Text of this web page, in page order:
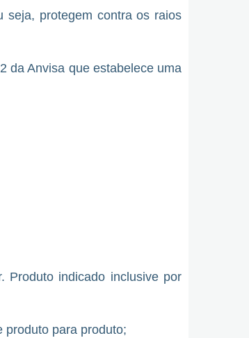
seja, protegem contra os raios
da Anvisa que estabelece uma
Produto indicado inclusive por
produto para produto;